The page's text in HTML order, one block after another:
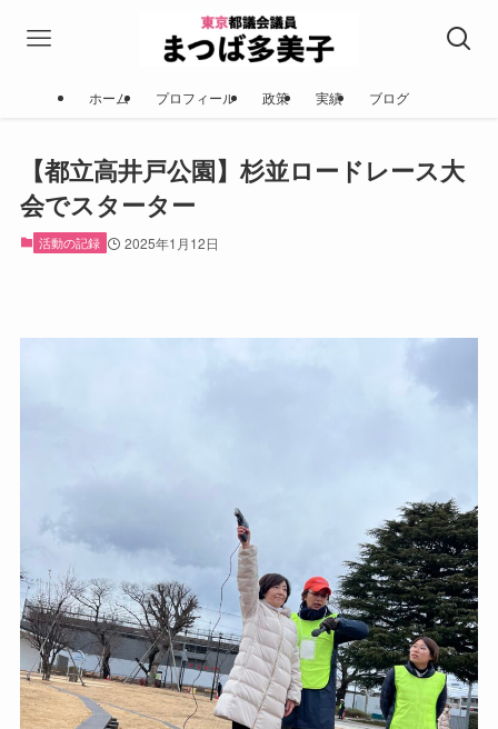
ホーム プロフィール 政策 実績 ブログ
【都立高井戸公園】杉並ロードレース大
会でスターター
活動の記録 2025年1月12日